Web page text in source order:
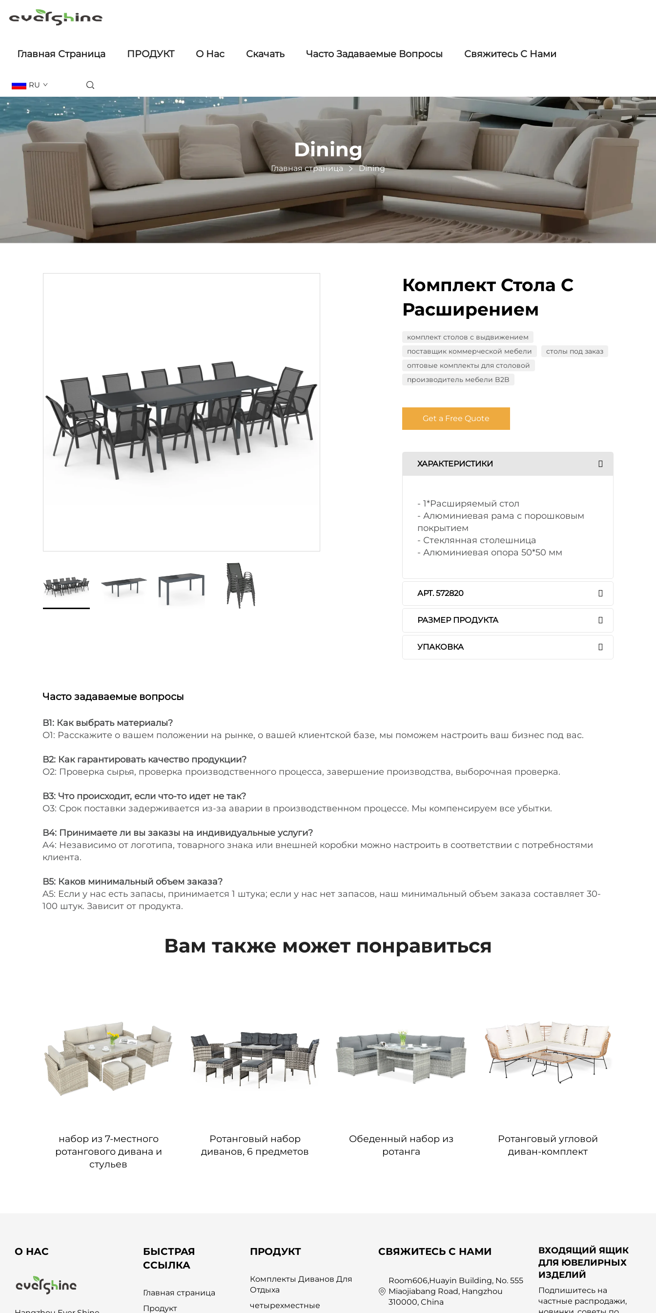
Главная Страница ПРОДУКТ О Нас Скачать Часто Задаваемые Вопросы Свяжитесь С Нами
RU
Dining
Главная страница Dining
Комплект Стола С
Расширением
комплект столов с выдвижением
поставщик коммерческой мебели
столы под заказ
оптовые комплекты для столовой
производитель мебели B2B
Get a Free Quote
ХАРАКТЕРИСТИКИ
- 1*Расширяемый стол
- Алюминиевая рама с порошковым
покрытием
- Стеклянная столешница
- Алюминиевая опора 50*50 мм
АРТ. 572820
РАЗМЕР ПРОДУКТА
УПАКОВКА
Часто задаваемые вопросы
В1: Как выбрать материалы?
О1: Расскажите о вашем положении на рынке, о вашей клиентской базе, мы поможем настроить ваш бизнес под вас.
В2: Как гарантировать качество продукции?
О2: Проверка сырья, проверка производственного процесса, завершение производства, выборочная проверка.
В3: Что происходит, если что-то идет не так?
О3: Срок поставки задерживается из-за аварии в производственном процессе. Мы компенсируем все убытки.
В4: Принимаете ли вы заказы на индивидуальные услуги?
A4: Независимо от логотипа, товарного знака или внешней коробки можно настроить в соответствии с потребностями
клиента.
В5: Каков минимальный объем заказа?
A5: Если у нас есть запасы, принимается 1 штука; если у нас нет запасов, наш минимальный объем заказа составляет 30-
100 штук. Зависит от продукта.
Вам также может понравиться
набор из 7-местного
ротангового дивана и
стульев
Ротанговый набор
диванов, 6 предметов
Обеденный набор из
ротанга
Ротанговый угловой
диван-комплект
О НАС
БЫСТРАЯ
ССЫЛКА
Главная страница
Продукт
ПРОДУКТ
Комплекты Диванов Для
Отдыха
четырехместные
СВЯЖИТЕСЬ С НАМИ
Room606,Huayin Building, No. 555
Miaojiabang Road, Hangzhou
310000, China
ВХОДЯЩИЙ ЯЩИК
ДЛЯ ЮВЕЛИРНЫХ
ИЗДЕЛИЙ
Подпишитесь на
частные распродажи,